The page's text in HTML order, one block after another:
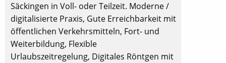
Säckingen in Voll- oder Teilzeit. Moderne /
digitalisierte Praxis, Gute Erreichbarkeit mit
öffentlichen Verkehrsmitteln, Fort- und
Weiterbildung, Flexible
Urlaubszeitregelung, Digitales Röntgen mit